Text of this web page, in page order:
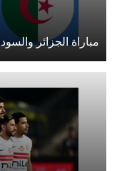
مباراة الجزائر